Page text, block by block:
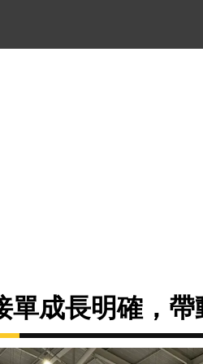
單成長明確，